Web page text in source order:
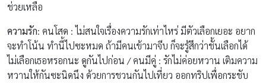
ช่วยเหลือ
ความรัก: คนโสด : ไม่สนใจเรื่องความรักเท่าไหร่ มีตัวเลือกเยอะ อยาก
จะทำโน้น ทำนี้ไปซะหมด ถ้ามีคนเข้ามาจีบ ก็จะรู้สึกว่าชั้นเลือกได้
ไม่เลือกเธอหรอกนะ ดูกันไปก่อน / คนมีคู่ : รักไม่ค่อยหวาน เติมความ
หวานให้กันซะนิดนึง ด้วยการชวนกันไปเที่ยว ออกทริปเพื่อกระชับ